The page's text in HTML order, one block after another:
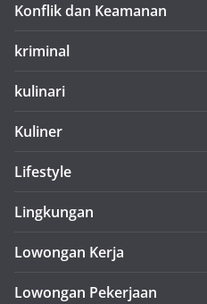
Konflik dan Keamanan
kriminal
kulinari
Kuliner
Lifestyle
Lingkungan
Lowongan Kerja
Lowongan Pekerjaan